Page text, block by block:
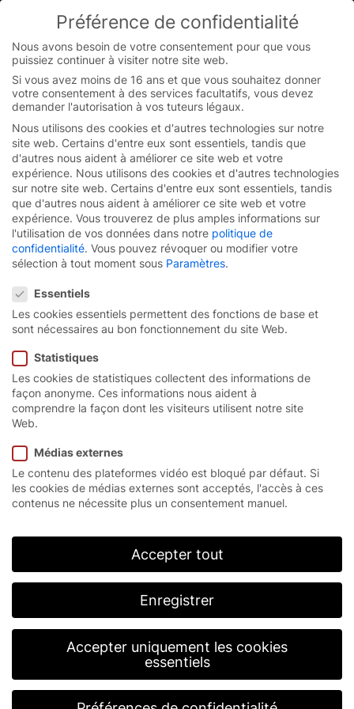
You are currently on the French-Belgian website.
Switch to the English version.
Skip
content
Page d’accueil Médiathèque MTL Series
Vidéos sur les portes
logistiques
Portes rapides à
enroulement EFA-SRT®
MTL
By loading the video, you agree to YouTube's privacy
policy.
Learn more
Always unblock YouTube
EFA-SRT® – BAU 2017
The EFAFLEX High-Speed, Roll-up Door,
individually customized with a printing
available for the curtain.
Préférence de confidentialité
Nous avons besoin de votre consentement pour que vous
puissiez continuer à visiter notre site web.
Si vous avez moins de 16 ans et que vous souhaitez donner
votre consentement à des services facultatifs, vous devez
demander l'autorisation à vos tuteurs légaux.
Nous utilisons des cookies et d'autres technologies sur notre
site web. Certains d'entre eux sont essentiels, tandis que
d'autres nous aident à améliorer ce site web et votre
expérience. Nous utilisons des cookies et d'autres technologies
sur notre site web. Certains d'entre eux sont essentiels, tandis
que d'autres nous aident à améliorer ce site web et votre
expérience. Vous trouverez de plus amples informations sur
l'utilisation de vos données dans notre politique de
confidentialité. Vous pouvez révoquer ou modifier votre
sélection à tout moment sous Paramètres.
Essentiels
Les cookies essentiels permettent des fonctions de base et
sont nécessaires au bon fonctionnement du site Web.
Statistiques
Les cookies de statistiques collectent des informations de
façon anonyme. Ces informations nous aident à
comprendre la façon dont les visiteurs utilisent notre site
Web.
Médias externes
Le contenu des plateformes vidéo est bloqué par défaut. Si
les cookies de médias externes sont acceptés, l'accès à ces
contenus ne nécessite plus un consentement manuel.
Accepter tout
Enregistrer
Accepter uniquement les cookies
essentiels